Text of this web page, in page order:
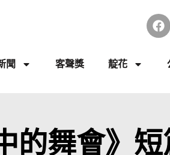
聞 客聲獎 靛花
的舞會》